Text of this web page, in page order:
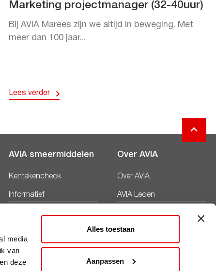
media
van
deze
Alles toestaan
Aanpassen
Marketing projectmanager (32-40uur)
Bij AVIA Marees zijn we altijd in beweging. Met
meer dan 100 jaar...
Lees verder
AVIA smeermiddelen
Kentekencheck
Informatief
Productbladen
Over AVIA
Over AVIA
AVIA Leden
Nieuws
Duurzaamheid
Werken bij